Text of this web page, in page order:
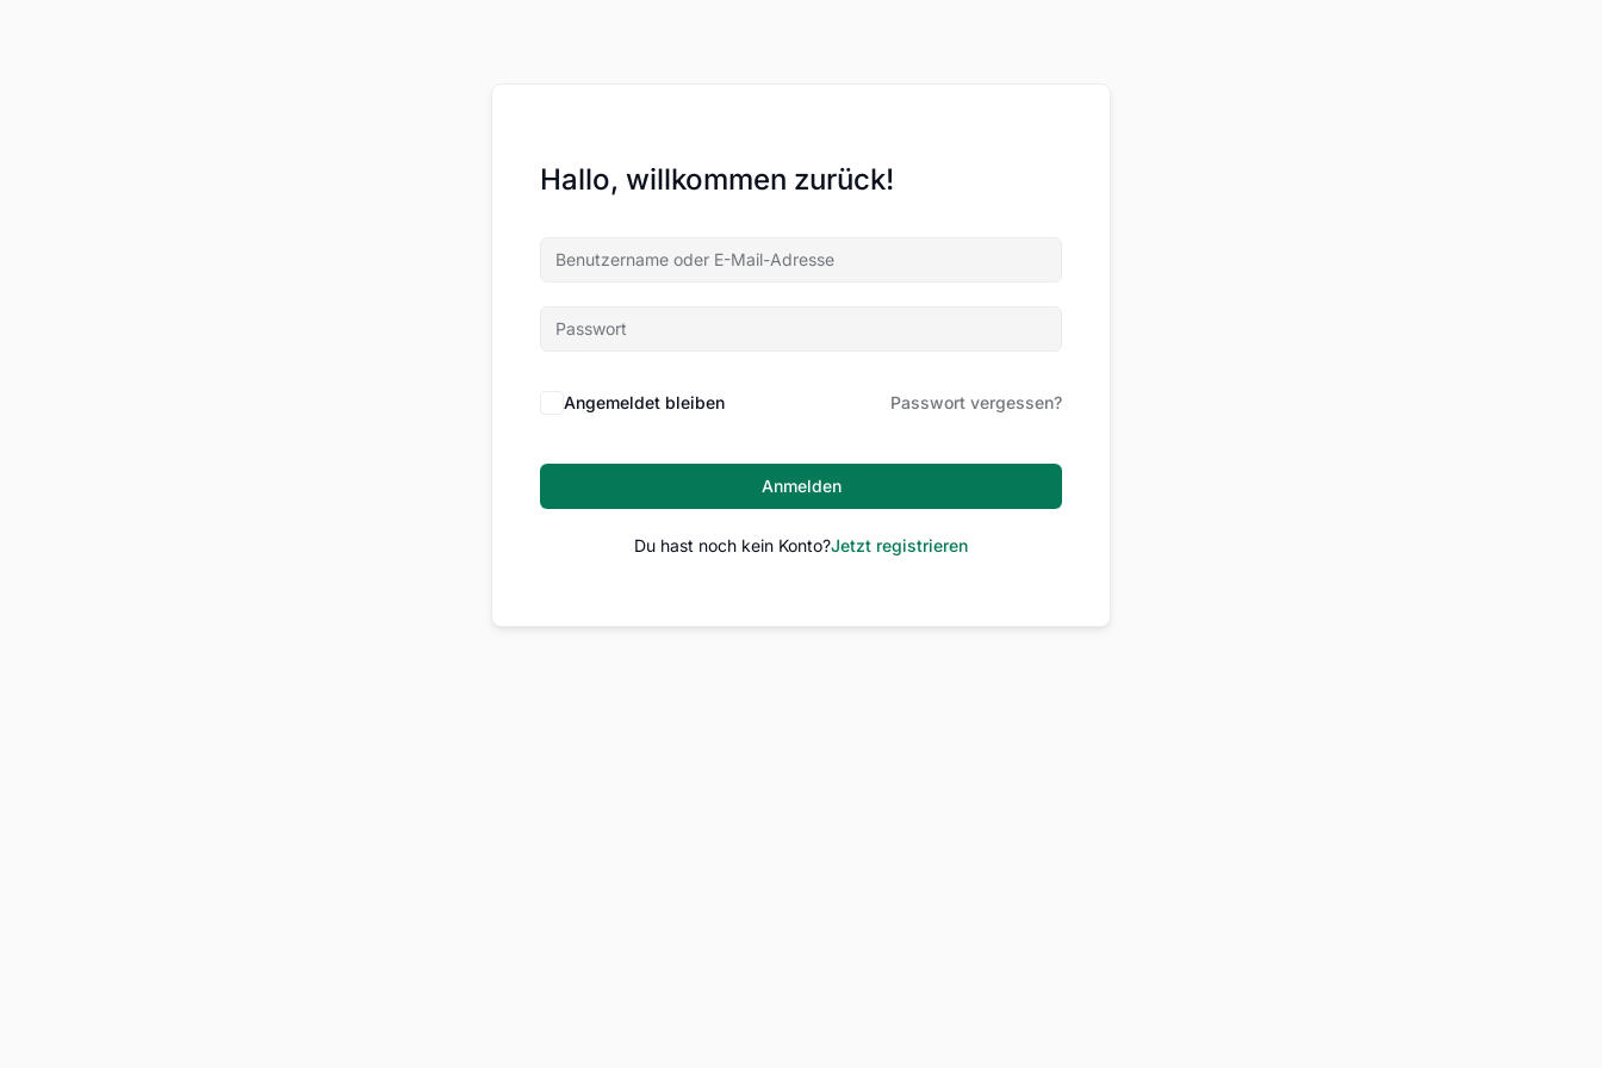
Hallo, willkommen zurück!
Angemeldet bleiben Passwort vergessen?
Anmelden
Du hast noch kein Konto?Jetzt registrieren